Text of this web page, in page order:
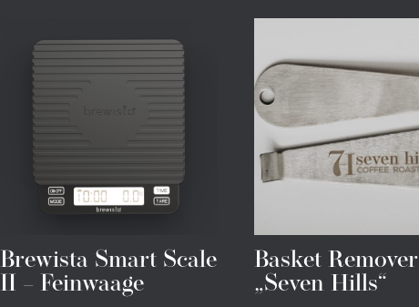
Brewista Smart Scale
II – Feinwaage
Basket Remover
„Seven Hills“